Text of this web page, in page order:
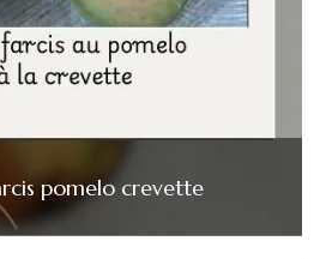
pomelo crevette